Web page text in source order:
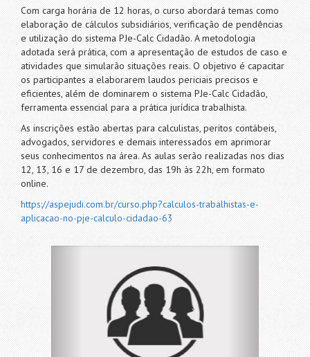
Com carga horária de 12 horas, o curso abordará temas como
elaboração de cálculos subsidiários, verificação de pendências
e utilização do sistema PJe-Calc Cidadão. A metodologia
adotada será prática, com a apresentação de estudos de caso e
atividades que simularão situações reais. O objetivo é capacitar
os participantes a elaborarem laudos periciais precisos e
eficientes, além de dominarem o sistema PJe-Calc Cidadão,
ferramenta essencial para a prática jurídica trabalhista.
As inscrições estão abertas para calculistas, peritos contábeis,
advogados, servidores e demais interessados em aprimorar
seus conhecimentos na área. As aulas serão realizadas nos dias
12, 13, 16 e 17 de dezembro, das 19h às 22h, em formato
online.
https://aspejudi.com.br/curso.php?calculos-trabalhistas-e-
aplicacao-no-pje-calculo-cidadao-63